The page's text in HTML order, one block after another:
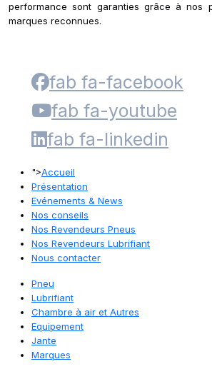
performance sont garanties grâce à nos
marques reconnues.
fab fa-facebook
fab fa-youtube
fab fa-linkedin
">Accueil
Présentation
Evénements & News
Nos conseils
Nos Revendeurs Pneus
Nos Revendeurs Lubrifiant
Nous contacter
Pneu
Lubrifiant
Chambre à air et Autres
Equipement
Jante
Marques